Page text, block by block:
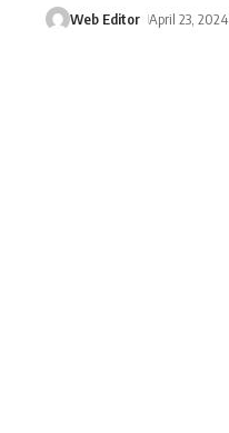
Web Editor April 23, 2024